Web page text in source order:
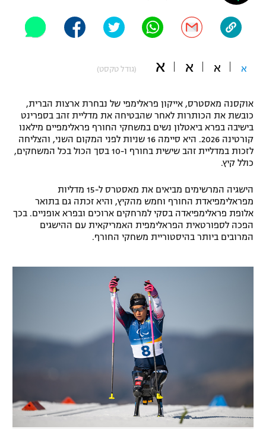
"מחצית בשכונה" – פודקאסט
תקנון עבור פעילות אלקטרה
תקנון עבור פעילות ספורט 1 – "מרלן"
גיימינג E-Sports
מדיניות פרטיות
רשיון להקרנה פומבית לבית עסק
הצטרפות לחבילת הערוצים
לוח דרושים – ג'ובנט
המגזין
אופניים
פוטבול אמריקאי NFL
בייסבול MLB
ספורט אתגרי ואקסטרים
אומנויות לחימה
גיימינג E-Sports
א א א א (גודל טקסט)
אוקסנה מאסטרס, אייקון פראלימפי של נבחרת ארצות הברית,
כובשת את הכותרות לאחר שהבטיחה את מדליית זהב בספרינט
בישיבה בפרא ביאטלון נשים במשחקי החורף פראלימפיים מילאנו
קורטינה 2026. היא סיימה 16 שניות לפני המקום השני, והצליחה
לזכות במדליית זהב שישית בחורף ו-10 בסך הכול בכל המשחקים,
כולל קיץ.
הישגיה המרשימים מביאים את מאסטרס ל-15 מדליות
מפראלימפיאדת החורף וחמש מהקיץ, והיא זכתה גם בתואר
אלופת פראלימפיאדה בסקי למרחקים ארוכים ובפרא אופניים. בכך
הפכה לספורטאית הפראלימפית האמריקאית עם ההישגים
המרובים ביותר בהיסטוריית משחקי החורף.